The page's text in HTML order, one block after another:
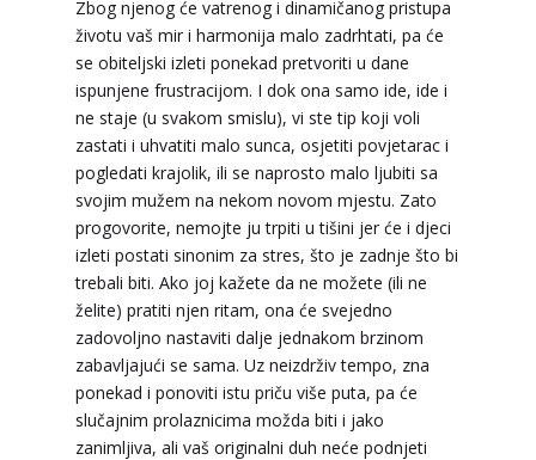
Zbog njenog će vatrenog i dinamičanog pristupa
životu vaš mir i harmonija malo zadrhtati, pa će
se obiteljski izleti ponekad pretvoriti u dane
ispunjene frustracijom. I dok ona samo ide, ide i
ne staje (u svakom smislu), vi ste tip koji voli
zastati i uhvatiti malo sunca, osjetiti povjetarac i
pogledati krajolik, ili se naprosto malo ljubiti sa
svojim mužem na nekom novom mjestu. Zato
progovorite, nemojte ju trpiti u tišini jer će i djeci
izleti postati sinonim za stres, što je zadnje što bi
trebali biti. Ako joj kažete da ne možete (ili ne
želite) pratiti njen ritam, ona će svejedno
zadovoljno nastaviti dalje jednakom brzinom
zabavljajući se sama. Uz neizdrživ tempo, zna
ponekad i ponoviti istu priču više puta, pa će
slučajnim prolaznicima možda biti i jako
zanimljiva, ali vaš originalni duh neće podnjeti
LUCIJA/ Kod #136
Tarot savjetnik je zauzet
TEHNIKE:sudbinske karte, anđeoske poruke
Broj tel: 064/600-600
tel:0,93€ - mob:1,12€ min
RAJNA / Kod 85
Tarot savjetnik je slobodan